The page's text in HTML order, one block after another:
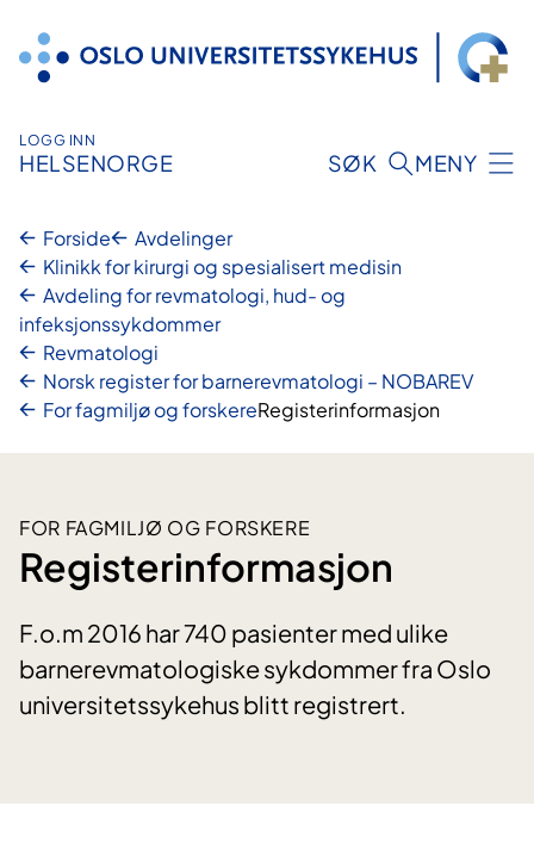
innhold
LOGG INN
HELSENORGE SØK MENY
Forside
Avdelinger
Klinikk for kirurgi og spesialisert medisin
Avdeling for revmatologi, hud- og
infeksjonssykdommer
Revmatologi
Norsk register for barnerevmatologi – NOBAREV
For fagmiljø og forskereRegisterinformasjon
FOR FAGMILJØ OG FORSKERE
Registerinformasjon
F.o.m 2016 har 740 pasienter med ulike
barnerevmatologiske sykdommer fra Oslo
universitetssykehus blitt registrert.